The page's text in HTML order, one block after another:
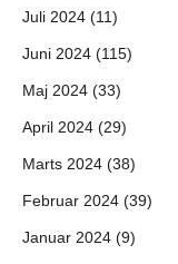
Juli 2024 (11)
Juni 2024 (115)
Maj 2024 (33)
April 2024 (29)
Marts 2024 (38)
Februar 2024 (39)
Januar 2024 (9)